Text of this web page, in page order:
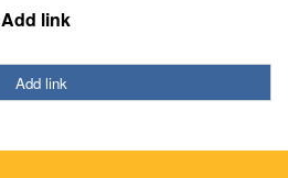
Add link
Add link